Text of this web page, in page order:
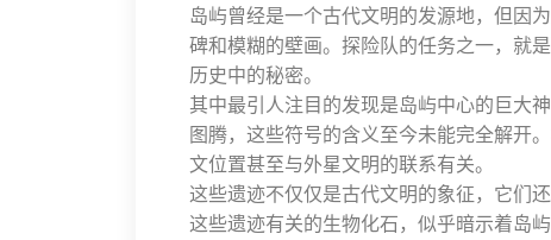
岛屿曾经是一个古代文明的发源地，但因
碑和模糊的壁画。探险队的任务之一，就
历史中的秘密。
其中最引人注目的发现是岛屿中心的巨大
图腾，这些符号的含义至今未能完全解开
文位置甚至与外星文明的联系有关。
这些遗迹不仅仅是古代文明的象征，它们
这些遗迹有关的生物化石，似乎暗示着岛